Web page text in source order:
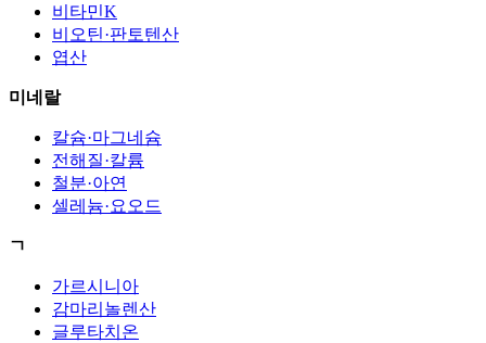
비타민K
비오틴·판토텐산
엽산
미네랄
칼슘·마그네슘
전해질·칼륨
철분·아연
셀레늄·요오드
ㄱ
가르시니아
감마리놀렌산
글루타치온